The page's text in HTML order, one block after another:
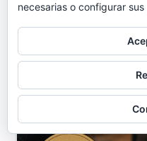
necesarias o configurar